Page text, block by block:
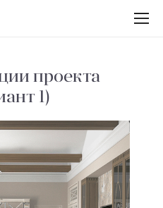
проекта
1)